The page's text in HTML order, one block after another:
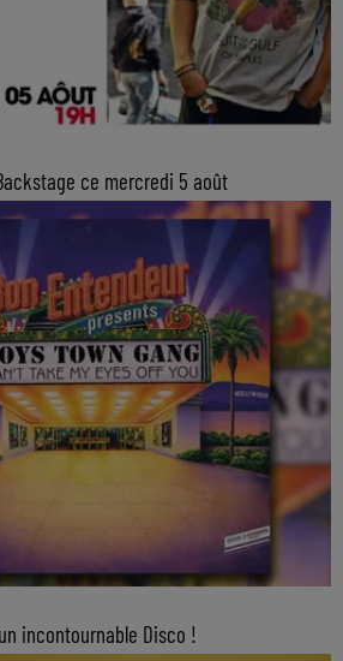
ce mercredi 5 août
incontournable Disco !